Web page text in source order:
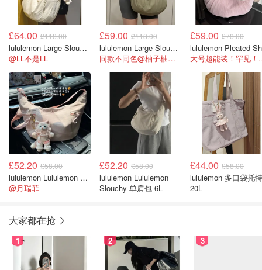
£64.00 £118.00
lululemon Large Slouchy Sling Bag 13L
@LL不是LL
£59.00 £118.00
lululemon Large Slouchy Sling Bag 13L 伞绳
同款不同色@柚子柚子柚子叶
£59.00 £78.00
大号超
£52.20 £58.00
lululemon Lululemon Slouchy 牛角包
@月瑞菲
£52.20 £58.00
lululemon Lululemon
Slouchy 单肩包 6L
£44.00 £58.00
lululemon 多口袋托
20L
大家都在抢
1 2 3